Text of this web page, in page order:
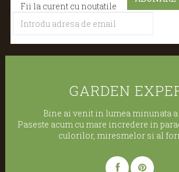
Fii la curent cu noutatile
GARDEN
Bine ai venit in lumea minunata
Paseste acum cu mare incredere in
culorilor, miresmelor si al